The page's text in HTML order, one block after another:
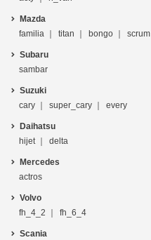
Mazda
familia
titan bongo scrum
Subaru
sambar
Suzuki
cary
super_cary every
Daihatsu
hijet
delta
Mercedes
actros
Volvo
fh_4_2
fh_6_4
Scania